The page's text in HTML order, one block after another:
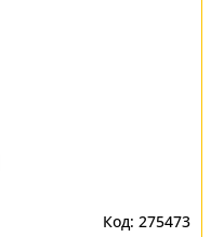
275473